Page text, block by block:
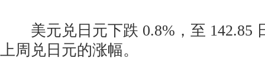
美元兑日元下跌 0.8%，至 142.85
上周兑日元的涨幅。